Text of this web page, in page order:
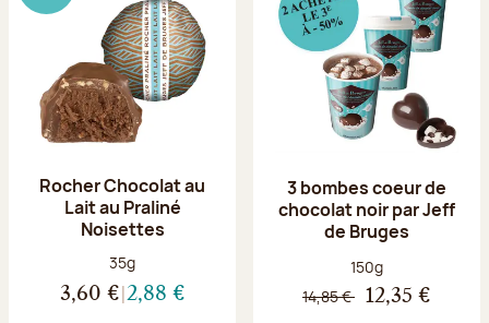
Rocher Chocolat au
Lait au Praliné
Noisettes
Poids net :
35g
3,60 € 2,88 €
3 bombes coeur de
chocolat noir par Jeff
de Bruges
Poids net :
150g
14,85 € 12,35 €